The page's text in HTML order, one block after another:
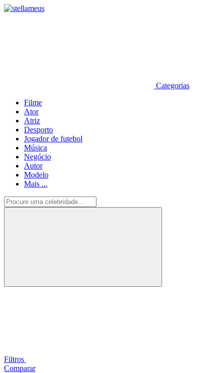
Categorias
Filme
Ator
Atriz
Desporto
Jogador de futebol
Música
Negócio
Autor
Modelo
Mais ...
Filtros
Comparar